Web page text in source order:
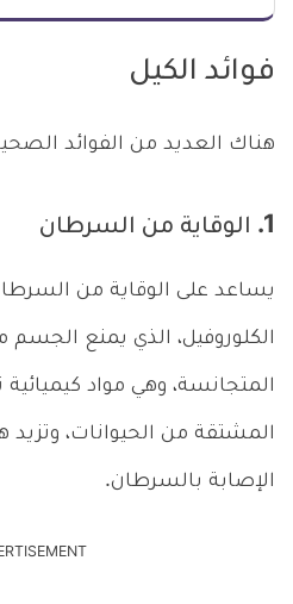
فوائد الكيل
هناك العديد من الفوائد
1. الوقاية من السرطان
يساعد على الوقاية من
الكلوروفيل، الذي يمنع
المتجانسة، وهي مواد
المشتقة من الحيوانات،
الإصابة بالسرطان.